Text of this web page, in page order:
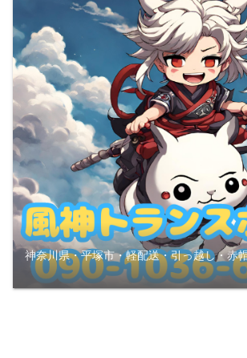
神奈川県・平塚市・軽配送・引っ越し・赤